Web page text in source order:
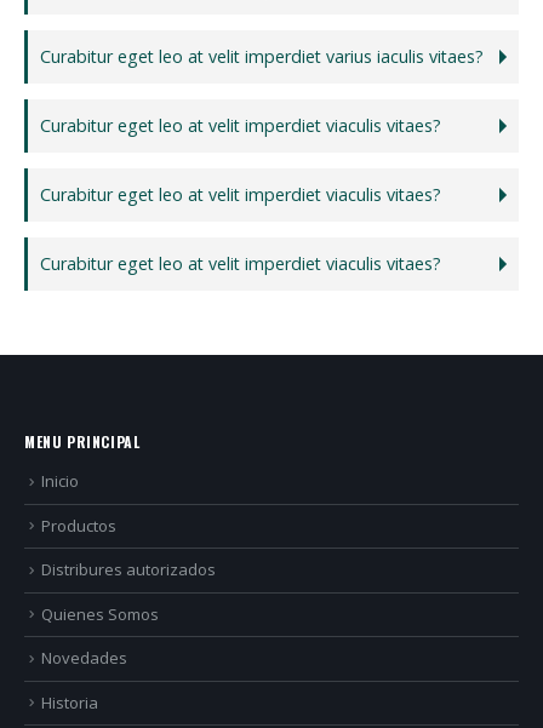
Curabitur eget leo at velit imperdiet varius iaculis vitaes?
Curabitur eget leo at velit imperdiet viaculis vitaes?
Curabitur eget leo at velit imperdiet viaculis vitaes?
Curabitur eget leo at velit imperdiet viaculis vitaes?
MENU PRINCIPAL
Inicio
Productos
Distribures autorizados
Quienes Somos
Novedades
Historia